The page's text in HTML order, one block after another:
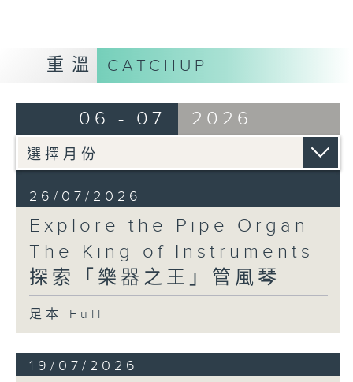
此外，聽眾還將認識多部在管風琴發展史上具有重要
術。透過林芍彬細膩的講解，本系列節目將深化你對
管風琴的認識，揭示其歷久不衰的傳承，以及它對音
樂世界所帶來的深遠影響。
重溫 CATCHUP
06 - 07 2026
26/07/2026
Explore the Pipe Organ
The King of Instruments
探索「樂器之王」管風琴
足本 Full
19/07/2026